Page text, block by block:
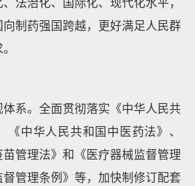
制药强国跨越，更好满足人民群
体系。全面贯彻落实《中华人民共
中华人民共和国中医药法》、
苗管理法》和《医疗器械监督管理
管理条例》等，加快制修订配套